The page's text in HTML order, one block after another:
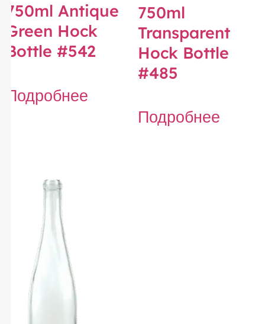
750ml Antique
Green Hock
Bottle #542
Подробнее
750ml
Transparent
Hock Bottle
#485
Подробнее